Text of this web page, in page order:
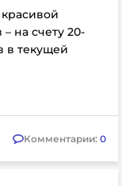
на счету 20-
в текущей
Комментарии: 0